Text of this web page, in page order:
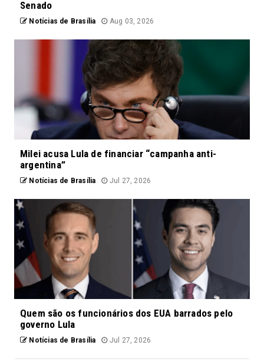
Senado
Notícias de Brasília Aug 03, 2026
Milei acusa Lula de financiar “campanha anti-
argentina”
Notícias de Brasília Jul 27, 2026
Quem são os funcionários dos EUA barrados pelo
governo Lula
Notícias de Brasília Jul 27, 2026